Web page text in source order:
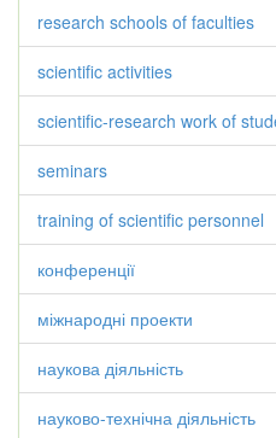
research schools of faculties
scientific activities
scientific-research work of
seminars
training of scientific personnel
конференції
міжнародні проекти
наукова діяльність
науково-технічна діяльність